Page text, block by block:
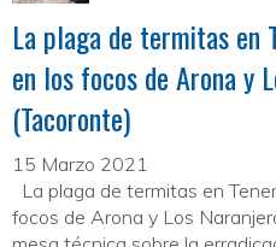
La plaga de termitas en
en los focos de Arona y
(Tacoronte)
15 Marzo 2021
La plaga de termitas en
focos de Arona y Los